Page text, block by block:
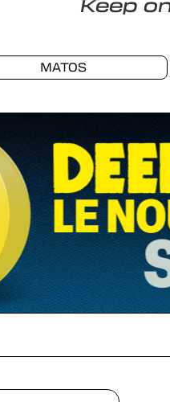
Keep
MATOS